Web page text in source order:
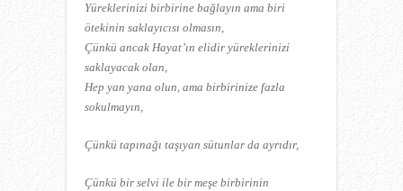
Yüreklerinizi birbirine bağlayın ama biri
ötekinin saklayıcısı olmasın,
Çünkü ancak Hayat’ın elidir yüreklerinizi
saklayacak olan,
Hep yan yana olun, ama birbirinize fazla
sokulmayın,
Çünkü tapınağı taşıyan sütunlar da ayrıdır,
Çünkü bir selvi ile bir meşe birbirinin